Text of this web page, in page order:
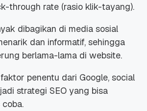
through rate (rasio klik-tayang).
dibagikan di media sosial
dan informatif, sehingga
berlama-lama di website.
penentu dari Google, social
strategi SEO yang bisa